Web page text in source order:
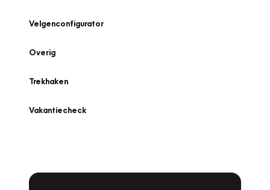
Velgenconfigurator
Overig
Trekhaken
Vakantiecheck